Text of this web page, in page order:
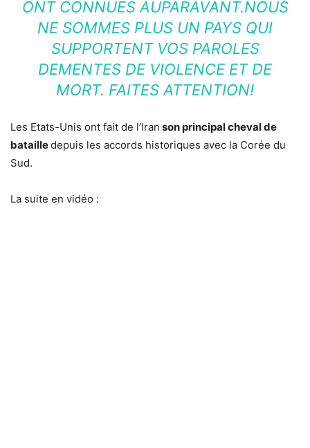
ONT CONNUES AUPARAVANT.NOUS
NE SOMMES PLUS UN PAYS QUI
SUPPORTENT VOS PAROLES
DEMENTES DE VIOLENCE ET DE
MORT. FAITES ATTENTION!
Les Etats-Unis ont fait de l’Iran son principal cheval de
batailledepuis les accords historiques avec la Corée du
Sud.
La suite en vidéo :